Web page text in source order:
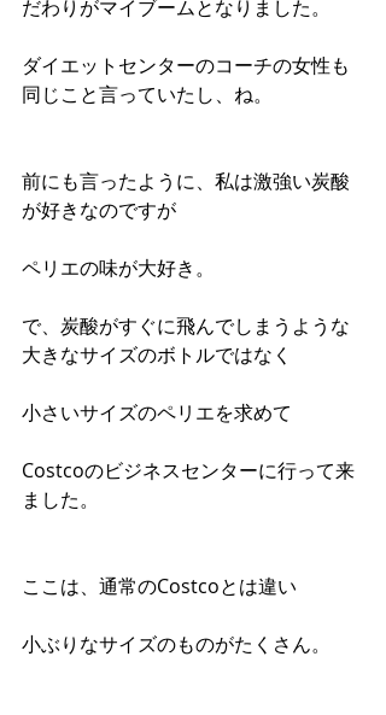
だわりがマイブームとなりました。
ダイエットセンターのコーチの女性も
同じこと言っていたし、ね。
前にも言ったように、私は激強い炭酸
が好きなのですが
ペリエの味が大好き。
で、炭酸がすぐに飛んでしまうような
大きなサイズのボトルではなく
小さいサイズのペリエを求めて
Costcoのビジネスセンターに行って来
ました。
ここは、通常のCostcoとは違い
小ぶりなサイズのものがたくさん。